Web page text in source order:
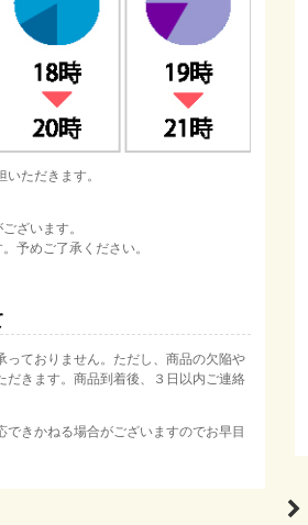
ただきます。
ざいます。
予めご了承ください。
ておりません。ただし、商品の欠陥や
きます。商品到着後、３日以内ご連絡
きかねる場合がございますのでお早目